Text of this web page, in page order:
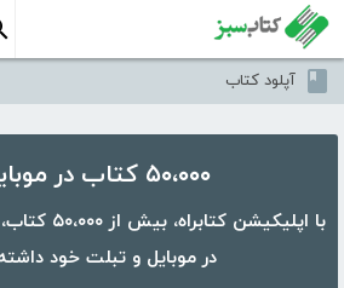
آپلود کتاب
۵۰،۰۰۰ کتاب در موبایل شما
با اپلیکیشن
در موبایل و تبلت خود